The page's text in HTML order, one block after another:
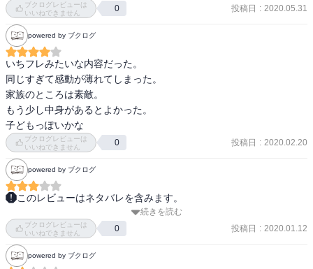
こないだ、記憶が１日しかない女性との恋愛映画、〝50回目のファ
ーストキス〟を見て、ものすごく感動した。ただ記憶がなくなる系
のものは一回でいいかなぁと思っていて、友人に本書を借りた時も
優先順位はまぁ低かった。実は。
けれど、読むとやっぱり感動できるんやなぁ。話のオチはシンプル
で前述した50回目の〜と似ている。
暗闇を生きていると感じている主人公セイの前に突然1人の男の子ハ
ナが現れる。その男の子こそ記憶が１日しか持たないひと。2人はカ
メラを使いながら距離を縮め、恋をする。淀んだ世界がハナのおか
げで綺麗に見える。そんな毎日。そして、セイは、ハナが記憶をな
くしても構わない。自分がずっと覚えているから、とずっとそばに
いることを誓う。そんなストーリー。
ありふれた感じなんやけど、読みやすくて、なんせ綺麗事がしっか
り綺麗なんよな。
家族のシーンなんかもなかなか見応えがあったし、忘れてるはずの
場所にハナがいたことも素敵やなぁと思った。
ブクログレビューは
いいねできません
0 投稿日 : 2020.05.31
powered by ブクログ
いちフレみたいな内容だった。
同じすぎて感動が薄れてしまった。
家族のところは素敵。
もう少し中身があるとよかった。
子どもっぽいかな
ブクログレビューは
いいねできません
0 投稿日 : 2020.02.20
powered by ブクログ
このレビューはネタバレを含みます。
一日しか記憶がもたないハナという青年に心ひかれたセイという少
女。
消えたい、捨ててしまいたい、って思って、本当に捨ててしまって
からではもう取り戻せないってことに気付く。
続きを読む
ブクログレビューは
いいねできません
0 投稿日 : 2020.01.12
powered by ブクログ